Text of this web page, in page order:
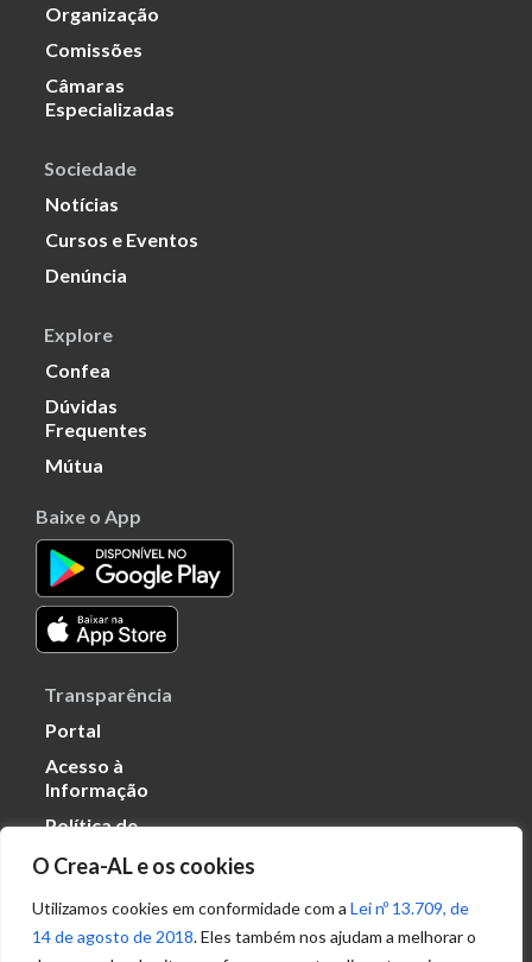
O Crea-AL e os cookies
Utilizamos cookies em conformidade com a Lei nº 13.709, de
14 de agosto de 2018. Eles também nos ajudam a melhorar o
Organização
Comissões
Câmaras
Especializadas
Sociedade
Notícias
Cursos e Eventos
Denúncia
Explore
Confea
Dúvidas
Frequentes
Mútua
Baixe o App
Transparência
Portal
Acesso à
Informação
Política de
Dados
Ouvidoria